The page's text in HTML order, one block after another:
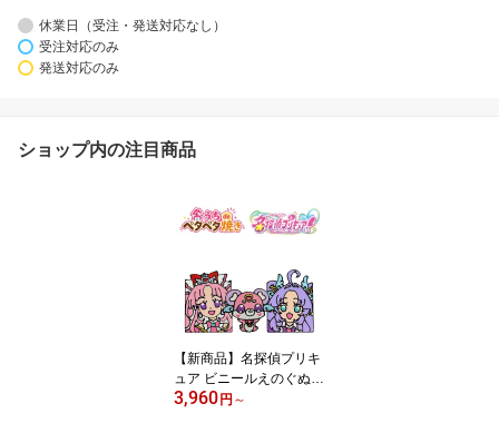
休業日（受注・発送対応なし）
受注対応のみ
発送対応のみ
ショップ内の注目商品
【新商品】名探偵プリキ
ュア ビニールえのぐぬり
え おうちdeペタペタ焼
3,960 円 ～